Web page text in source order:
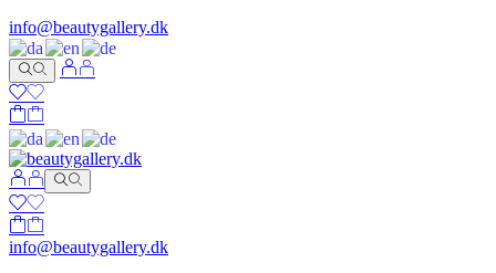
info@beautygallery.dk
info@beautygallery.dk